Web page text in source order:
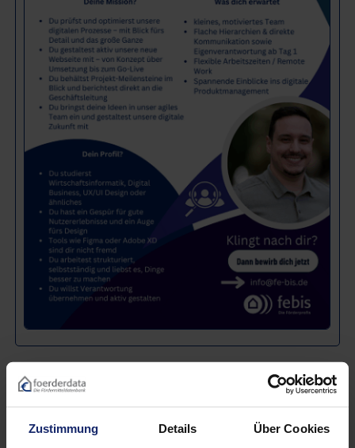
Zustimmung Details Über Cookies